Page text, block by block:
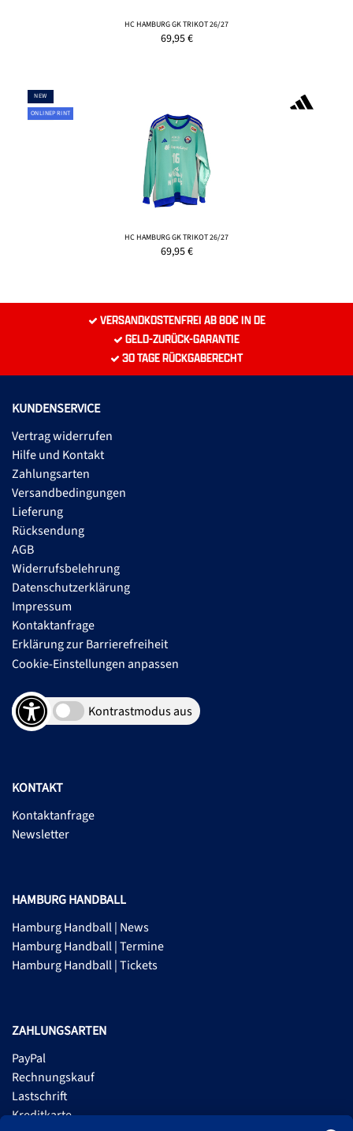
HC HAMBURG GK TRIKOT 26/27
69,95€
NEW
ONLINEPRINT
HC HAMBURG GK TRIKOT 26/27
69,95€
VERSANDKOSTENFREI AB 80€ IN DE
GELD-ZURÜCK-GARANTIE
30 TAGE RÜCKGABERECHT
KUNDENSERVICE
Vertrag widerrufen
Hilfe und Kontakt
Zahlungsarten
Versandbedingungen
Lieferung
Rücksendung
AGB
Widerrufsbelehrung
Datenschutzerklärung
Impressum
Kontaktanfrage
Erklärung zur Barrierefreiheit
Cookie-Einstellungen anpassen
Kontrastmodus aus
KONTAKT
Kontaktanfrage
Newsletter
HAMBURG HANDBALL
Hamburg Handball | News
Hamburg Handball | Termine
Hamburg Handball | Tickets
ZAHLUNGSARTEN
PayPal
Rechnungskauf
Lastschrift
Kreditkarte